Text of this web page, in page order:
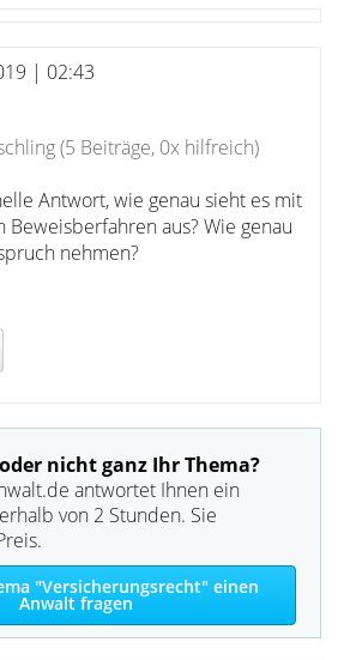
| 02:43
(5 Beiträge, 0x hilfreich)
Antwort, wie genau sieht es mit
aus? Wie genau
nehmen?
nicht ganz Ihr Thema?
antwortet Ihnen ein
von 2 Stunden. Sie
"Versicherungsrecht" einen
Anwalt fragen